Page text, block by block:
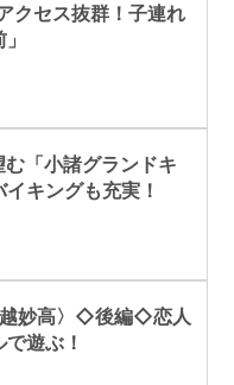
クセス抜群！子連れ
「小諸グランドキ
キングも充実！
妙高〉◇後編◇恋人
遊ぶ！